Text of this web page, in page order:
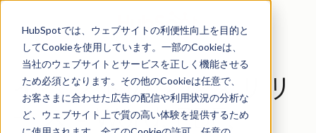
HubSpotでは、ウェブサイトの利便性向上を目的と
してCookieを使用しています。一部のCookieは、
当社のウェブサイトとサービスを正しく機能させる
ため必須となります。その他のCookieは任意で、
お客さまに合わせた広告の配信や利用状況の分析な
ど、ウェブサイト上で質の高い体験を提供するため
イベントのプレスリリ
ース - Word, PDF,